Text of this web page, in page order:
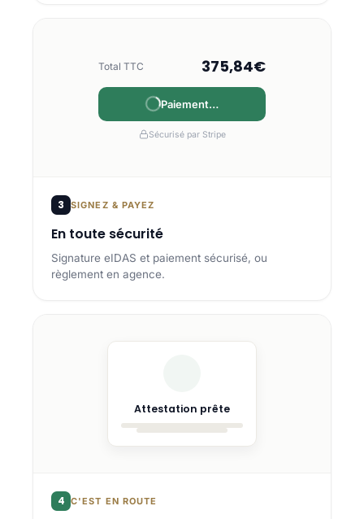
Total TTC 375,84€
Payé
Sécurisé par Stripe
3 SIGNEZ & PAYEZ
En toute sécurité
Signature eIDAS et paiement sécurisé, ou
règlement en agence.
Attestation prête
4 C'EST EN ROUTE